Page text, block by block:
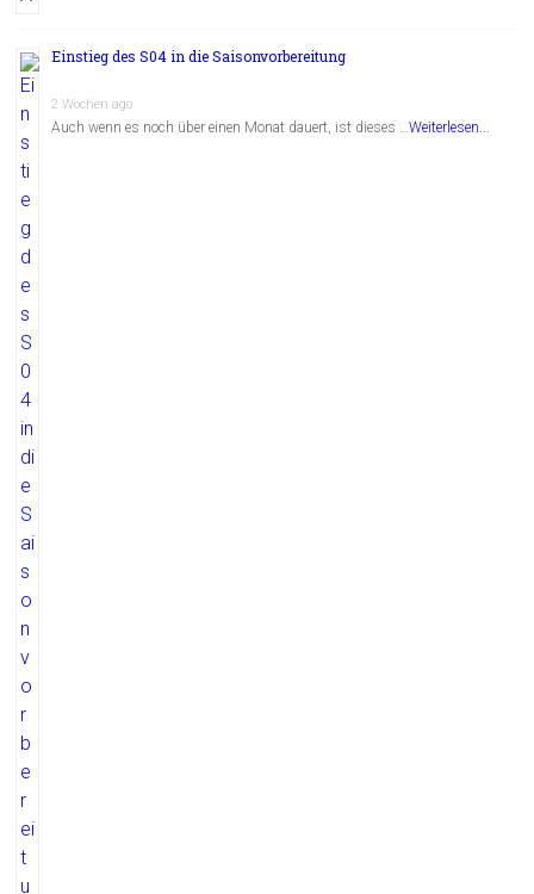
Einstieg des S04 in die Saisonvorbereitung
2 Wochen ago
Auch wenn es noch über einen Monat dauert, ist dieses …Weiterlesen...